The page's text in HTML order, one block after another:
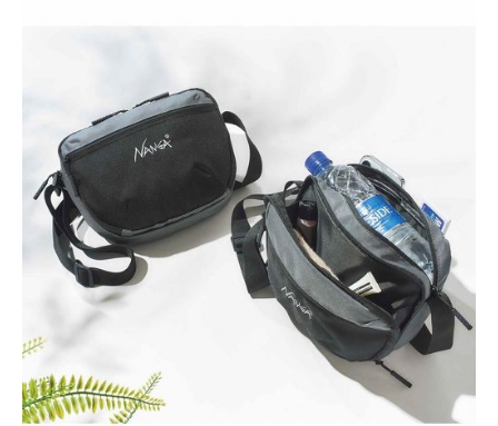
スマホと通信の最新トレンド
進化するPCとデバイスの未来
好きが集まる 比べて選べる
ビジネスと働き方のヒント
AI活用のいまが分かる
企業ITのトレンドを詳説
経営リーダーのコミュニティ